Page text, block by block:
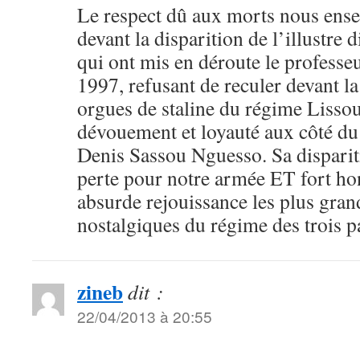
Le respect dû aux morts nous
devant la disparition de l’illustre
qui ont mis en déroute le
1997, refusant de reculer devant
orgues de staline du régime
dévouement et loyauté aux côté
Denis Sassou Nguesso. Sa
perte pour notre armée ET fort
absurde rejouissance les plus
nostalgiques du régime des trois
zinebdit :
22/04/2013 à 20:55